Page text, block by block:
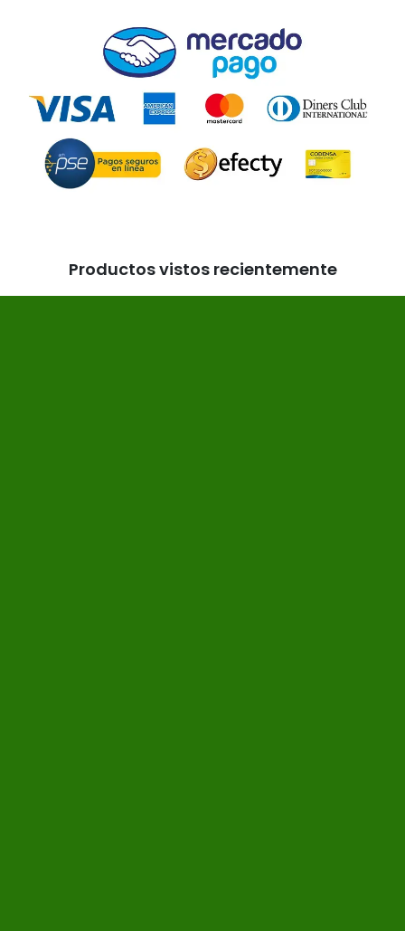
Productos vistos recientemente